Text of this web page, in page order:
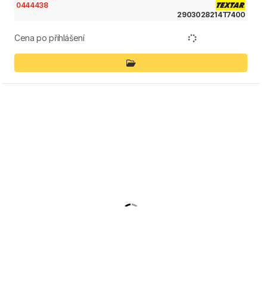
0444438
2903028214T7400
Cena po přihlášení